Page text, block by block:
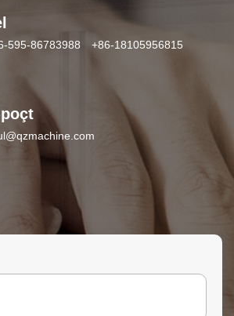
595-86783988 +86-18105956815